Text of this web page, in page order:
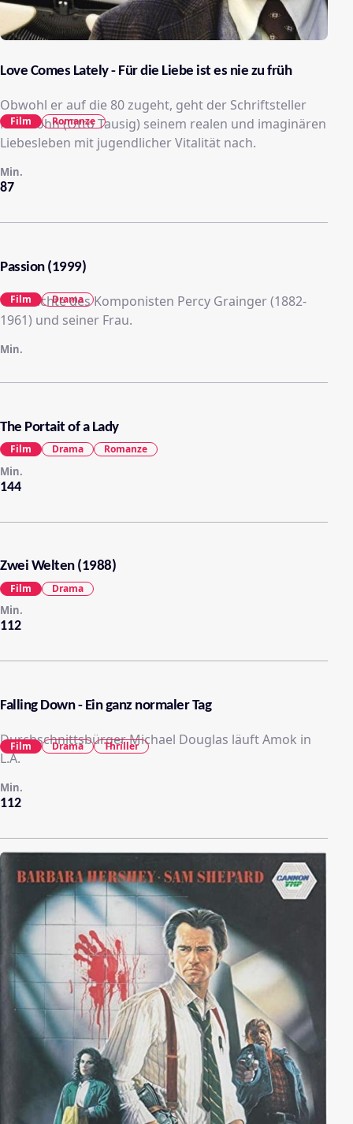
Love Comes Lately - Für die Liebe ist es nie zu früh
Obwohl er auf die 80 zugeht, geht der Schriftsteller
Max Kohn (Otto Tausig) seinem realen und imaginären
Liebesleben mit jugendlicher Vitalität nach.
87
Min.
Film Romanze
Passion (1999)
Geschichte des Komponisten Percy Grainger (1882-
1961) und seiner Frau.
Min.
Film Drama
The Portait of a Lady
144
Min.
Film Drama Romanze
Zwei Welten (1988)
112
Min.
Film Drama
Falling Down - Ein ganz normaler Tag
Durchschnittsbürger Michael Douglas läuft Amok in
L.A.
112
Min.
Film Drama Thriller